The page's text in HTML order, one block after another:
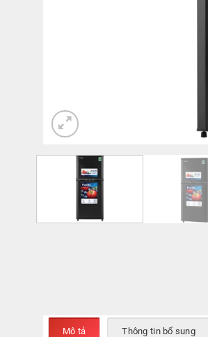
Mô tả Thông tin bổ sung